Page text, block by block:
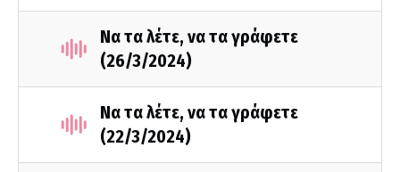
Να τα λέτε, να τα γράφετε
(26/3/2024)
Να τα λέτε, να τα γράφετε
(22/3/2024)